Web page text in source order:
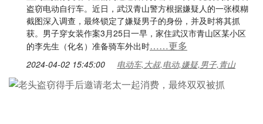
盗窃电动自行车。近日，武汉青山警方根据嫌疑人的一张模糊
截图深入调查，最终锁定了嫌疑男子的身份，并及时将其抓
获。男子穿女装作案3月25日一早，家住武汉市青山区某小区
的李先生（化名）准备骑车外出时……更多
2024-04-02 15:45:00 电动车,大叔,电动,嫌疑,男子,青山